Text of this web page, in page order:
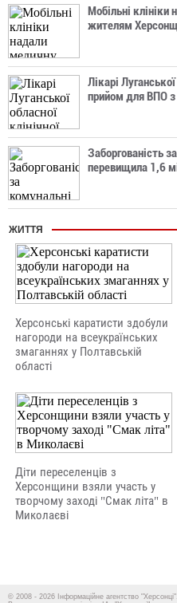
Мобільні
жителям
Лікарі
прийом для ВПО з
Заборгованість
перевищила 1,6
ЖИТТЯ
Херсонські каратисти здобули
нагороди на всеукраїнських
змаганнях у Полтавській
області
Діти переселенців з
Херсонщини взяли участь у
творчому заході "Смак літа" в
Миколаєві
© 2008 - 2026 Інформаційне агентство